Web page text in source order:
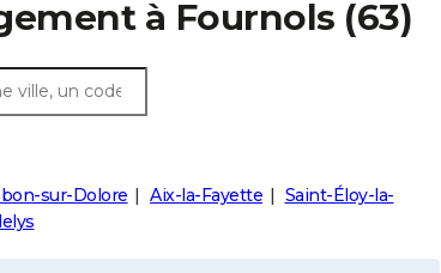
à Fournols (63)
sur-Dolore Aix-la-Fayette
Saint-Éloy-la-